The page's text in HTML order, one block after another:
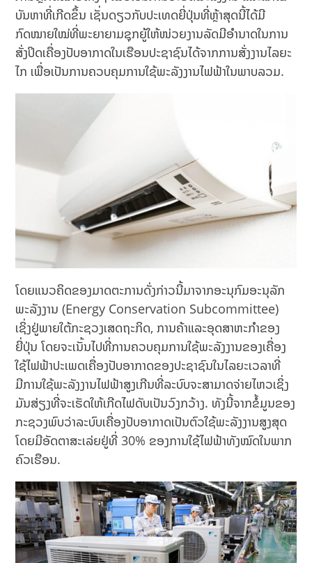
ບັນຫາທີ່ເກີດຂຶ້ນ ເຊັ່ນດຽວກັບປະເທດຍີ່ປຸ່ນທີ່ຫຼ້າສຸດນີ້ໄດ້ມີ
ກົດໝາຍໃໝ່ທີ່ພະຍາຍາມຊຸກຍູ້ໃຫ້ໜ່ວຍງານລັດມີອຳນາດໃນການ
ສັ່ງປິດເຄື່ອງປັບອາກາດໃນເຮືອນປະຊາຊົນໄດ້ຈາກການສັ່ງງານໄລຍະ
ໄກ ເພື່ອເປັນການຄວບຄຸມການໃຊ້ພະລັງງານໄຟຟ້າໃນພາບລວມ.
ໂດຍແນວຄິດຂອງມາດຕະການດັ່ງກ່າວນີ້ມາຈາກອະນຸກົມອະນຸລັກ
ພະລັງງານ (Energy Conservation Subcommittee)
ເຊິ່ງຢູ່ພາຍໃຕ້ກະຊວງເສດຖະກິດ, ການຄ້າແລະອຸດສາຫະກໍາຂອງ
ຍີ່ປຸ່ນ ໂດຍຈະເນັ້ນໄປທີ່ການຄວບຄຸມການໃຊ້ພະລັງງານຂອງເຄື່ອງ
ໃຊ້ໄຟຟ້າປະເພດເຄື່ອງປັບອາກາດຂອງປະຊາຊົນໃນໄລຍະເວລາທີ່
ມີການໃຊ້ພະລັງງານໄຟຟ້າສູງເກີນທີ່ລະບົບຈະສາມາດຈ່າຍໄຫວເຊິ່ງ
ມັນສ່ຽງທີ່ຈະເຮັດໃຫ້ເກີດໄຟດັບເປັນວົງກວ້າງ. ທັງນີ້ຈາກຂໍ້ມູນຂອງ
ກະຊວງພົບວ່າລະບົບເຄື່ອງປັບອາກາດເປັນຕົວໃຊ້ພະລັງງານສູງສຸດ
ໂດຍມີອັດຕາສະເລ່ຍຢູ່ທີ່ 30% ຂອງການໃຊ້ໄຟຟ້າທັງໝົດໃນພາກ
ຄົວເຮືອນ.